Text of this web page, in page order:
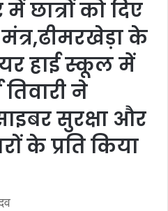
में छात्रों को दिए
के
हाई स्कूल में
तिवारी ने
साइबर सुरक्षा और
के प्रति किया